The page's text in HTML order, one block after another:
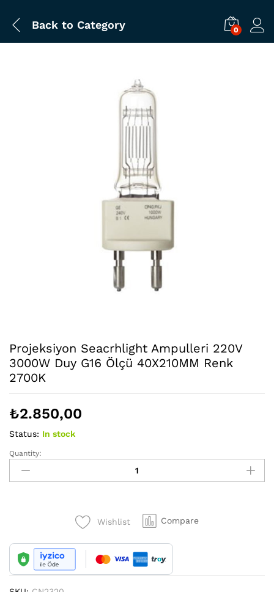
Back to Category 0
Projeksiyon Seacrhlight Ampulleri 220V
3000W Duy G16 Ölçü 40X210MM Renk
2700K
₺2.850,00
Status: In stock
Projeksiyon
Seacrhlight
Ampulleri
40X210MM
Renk
Quantity:
Wishlist Compare